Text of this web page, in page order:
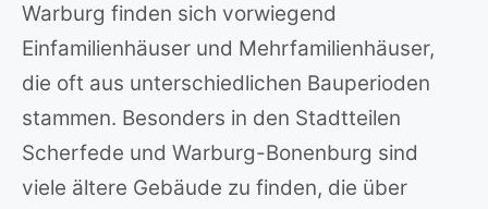
Warburg finden sich vorwiegend
Einfamilienhäuser und Mehrfamilienhäuser,
die oft aus unterschiedlichen Bauperioden
stammen. Besonders in den Stadtteilen
Scherfede und Warburg-Bonenburg sind
viele ältere Gebäude zu finden, die über